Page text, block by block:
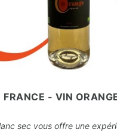
FRANCE - VIN
sec vous offre une